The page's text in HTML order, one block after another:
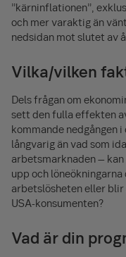
”kärninflationen”,
och mer varaktig än
nedsidan mot slutet av
Vilka/vilken
Dels frågan om
sett den fulla effekten
kommande nedgången
långvarig än vad som
arbetsmarknaden –
upp och
arbetslösheten eller
USA-konsumenten?
Vad är din